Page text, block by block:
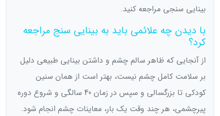
بینایی سنجی مراجعه کنید.
با دیدن چه علائمی باید به بینایی سنج مراجعه
کرد؟
از آنجایی که ظاهر سالم چشم و داشتن بینایی طبیعی دلیل
بر سلامت کامل چشم نیست، بهتر است از همان سنین
کودکی تا بزرگسالی و سپس در زمان 40 سالگی و شروع دوره
پیرچشمی، هر چند وقت یک بار، معاینات چشم انجام شود.